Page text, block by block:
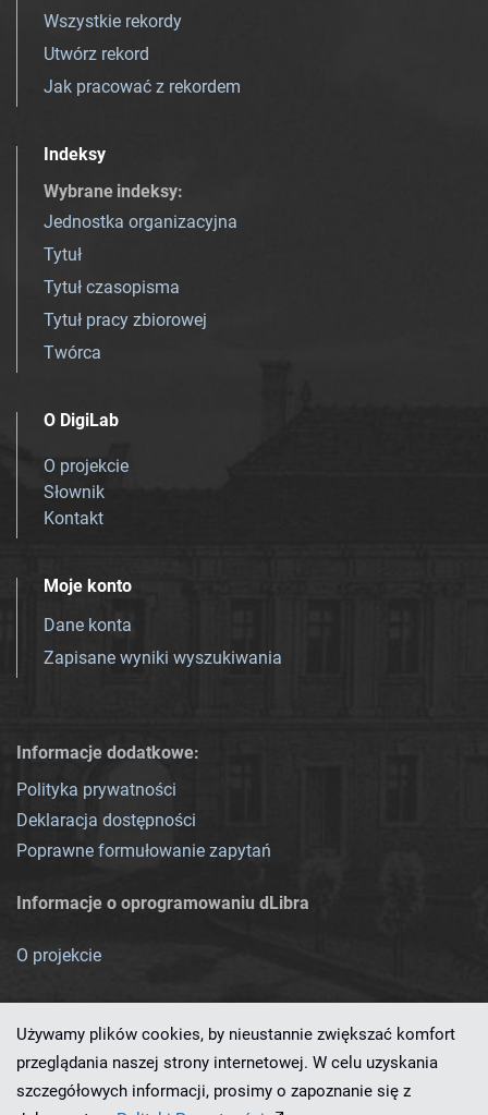
Wszystkie rekordy
Utwórz rekord
Jak pracować z rekordem
Indeksy
Wybrane indeksy:
Jednostka organizacyjna
Tytuł
Tytuł czasopisma
Tytuł pracy zbiorowej
Twórca
O DigiLab
O projekcie
Słownik
Kontakt
Moje konto
Dane konta
Zapisane wyniki wyszukiwania
Informacje dodatkowe:
Polityka prywatności
Deklaracja dostępności
Poprawne formułowanie zapytań
Informacje o oprogramowaniu dLibra
O projekcie
Używamy plików cookies, by nieustannie zwiększać komfort
przeglądania naszej strony internetowej. W celu uzyskania
szczegółowych informacji, prosimy o zapoznanie się z